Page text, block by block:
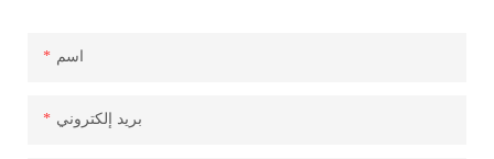
اسم
بريد إلكتروني